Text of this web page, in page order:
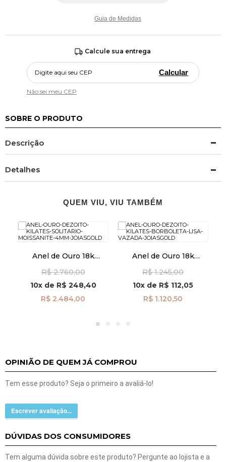
Guia de Medidas
Calcule sua entrega
Calcular
Não sei meu CEP
SOBRE O PRODUTO
Descrição
Detalhes
QUEM VIU, VIU TAMBÉM
Anel de Ouro 18k
4mm an42010
R$ 2.760,00
10xde R$ 248,40
R$ 2.484,00
Anel de Ouro 18k
an41877
R$ 1.245,00
10x de R$ 112,05
R$ 1.120,50
OPINIÃO DE QUEM JÁ COMPROU
Tem esse produto? Seja o primeiro a avaliá-lo!
Escrever avaliação...
DÚVIDAS DOS CONSUMIDORES
Tem alguma dúvida sobre este produto? Pergunte ao lojista e a